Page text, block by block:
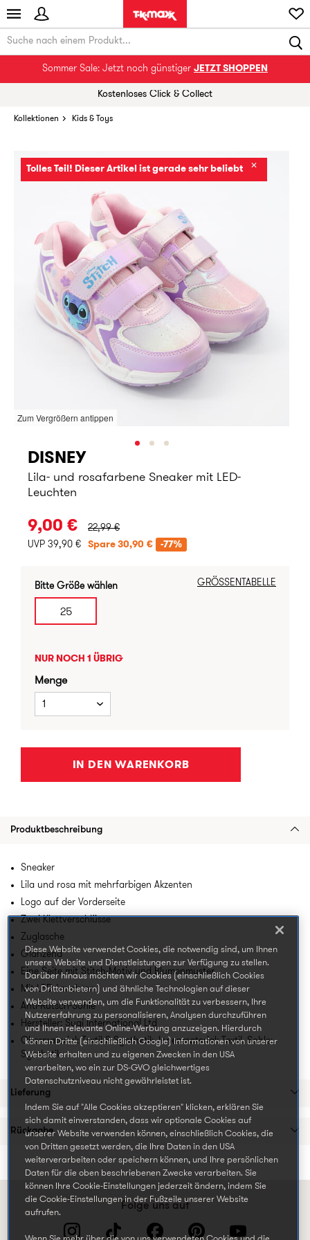
Sommer Sale: Jetzt noch günstiger JETZT SHOPPEN
Kostenloses Click & Collect
Kollektionen Kids & Toys
Tolles Teil! Dieser Artikel ist gerade sehr beliebt ✕
Zum Vergrößern antippen
DISNEY
Lila- und rosafarbene Sneaker mit LED-
Leuchten
9,00 € URSPRÜNGLICHER PREIS:
22,99 €
UVP 39,90 €
Spare 30,90 € -77%
GRÖSSENTABELLE
Bitte Größe wählen
25
NUR NOCH 1 ÜBRIG
Menge
1
IN DEN WARENKORB
Produktbeschreibung
Sneaker
Lila und rosa mit mehrfarbigen Akzenten
Logo auf der Vorderseite
Zwei Klettverschlüsse
Zuglasche
Glänzend
Eine Seite mit Stitch-Motiv und Blumenmuster
Mit LED-Leuchten
Anti-Rutsch-Sohle
Hersteller: Sugi International Ltd
Obermaterial: Textil & Synthetik. Innenmaterial: Textil. Sohle:
Synthetik
Lieferung
Rückgabe
Folge uns auf
Diese Website verwendet Cookies, die notwendig sind, um Ihnen
unsere Website und Dienstleistungen zur Verfügung zu stellen.
Darüber hinaus möchten wir Cookies (einschließlich Cookies
von Drittanbietern) und ähnliche Technologien auf dieser
Website verwenden, um die Funktionalität zu verbessern, Ihre
Nutzererfahrung zu personalisieren, Analysen durchzuführen
und Ihnen relevante Online-Werbung anzuzeigen. Hierdurch
können Dritte (einschließlich Google) Informationen von unserer
Website erhalten und zu eigenen Zwecken in den USA
verarbeiten, wo ein zur DS-GVO gleichwertiges
Datenschutzniveau nicht gewährleistet ist.
Indem Sie auf "Alle Cookies akzeptieren" klicken, erklären Sie
sich damit einverstanden, dass wir optionale Cookies auf
unserer Website verwenden können, einschließlich Cookies, die
von Dritten gesetzt werden, die Ihre Daten in den USA
weiterverarbeiten oder speichern können, und Ihre persönlichen
Daten für die oben beschriebenen Zwecke verarbeiten. Sie
können Ihre Cookie-Einstellungen jederzeit ändern, indem Sie
die Cookie-Einstellungen in der Fußzeile unserer Website
aufrufen.